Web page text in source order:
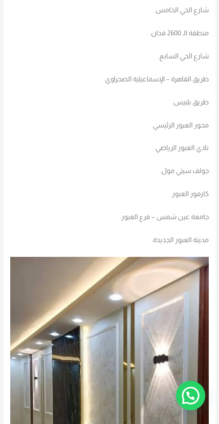
شارع الحي الخامس.
منطقة الـ 2600 فدان.
شارع الحي السابع.
طريق القاهرة – الإسماعيلية الصحراوي.
طريق بلبيس.
محور العبور الرئيسي.
نادي العبور الرياضي.
جولف سيتي مول.
كارفور العبور.
جامعة عين شمس – فرع العبور.
مدينة العبور الجديدة.